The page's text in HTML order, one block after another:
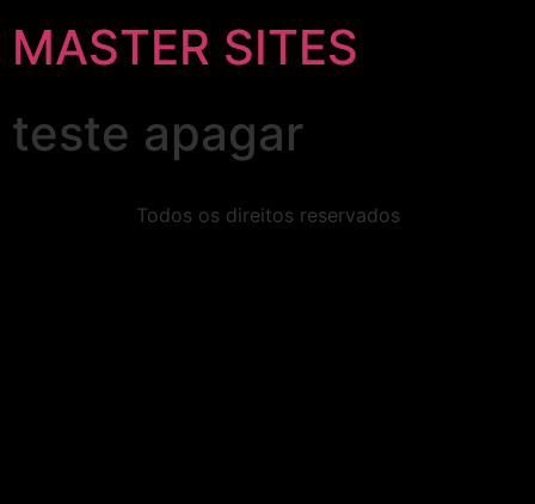
MASTER SITES
teste apagar
Todos os direitos reservados